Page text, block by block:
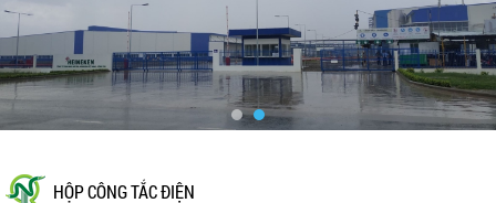
HỘP CÔNG TẮC ĐIỆN